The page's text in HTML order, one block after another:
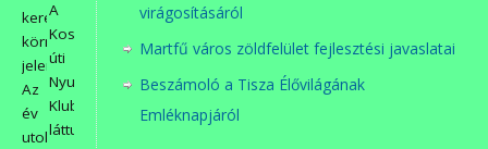
kereszt
környékéről
jelentem.
Az
év
utolsó
A
Kossuth
úti
Nyugdíjas
Klubot
láttuk
virágosításáról
Martfű város zöldfelület fejlesztési javaslatai
Beszámoló a Tisza Élővilágának
Emléknapjáról